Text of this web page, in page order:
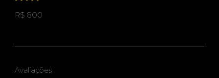
R$ 800
Avaliações